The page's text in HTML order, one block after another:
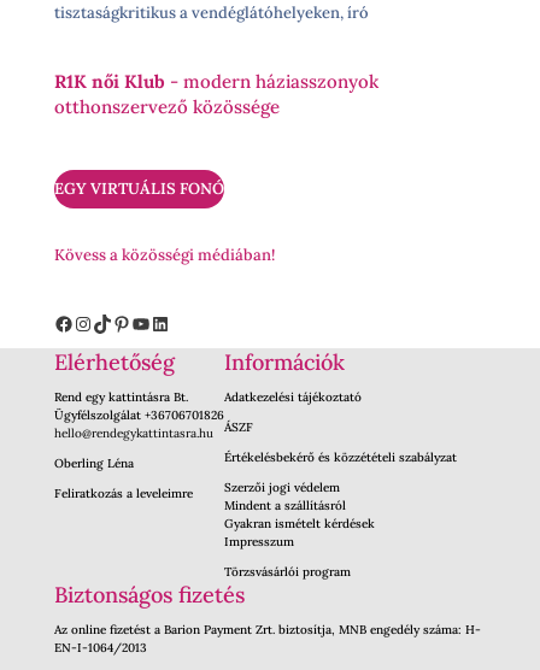
tisztaságkritikus a vendéglátóhelyeken, író
R1K női Klub - modern háziasszonyok
otthonszervező közössége
EGY VIRTUÁLIS FONÓ
Kövess a közösségi médiában!
Facebook
Instagram
TikTok
Pinterest
YouTube
LinkedIn
Elérhetőség
Rend egy kattintásra Bt.
Ügyfélszolgálat +36706701826
hello@rendegykattintasra.hu
Oberling Léna
Feliratkozás a leveleimre
Információk
Adatkezelési tájékoztató
ÁSZF
Értékelésbekérő és közzétételi szabályzat
Szerzői jogi védelem
Mindent a szállításról
Gyakran ismételt kérdések
Impresszum
Törzsvásárlói program
Biztonságos fizetés
Az online fizetést a Barion Payment Zrt. biztosítja, MNB engedély száma: H-
EN-I-1064/2013